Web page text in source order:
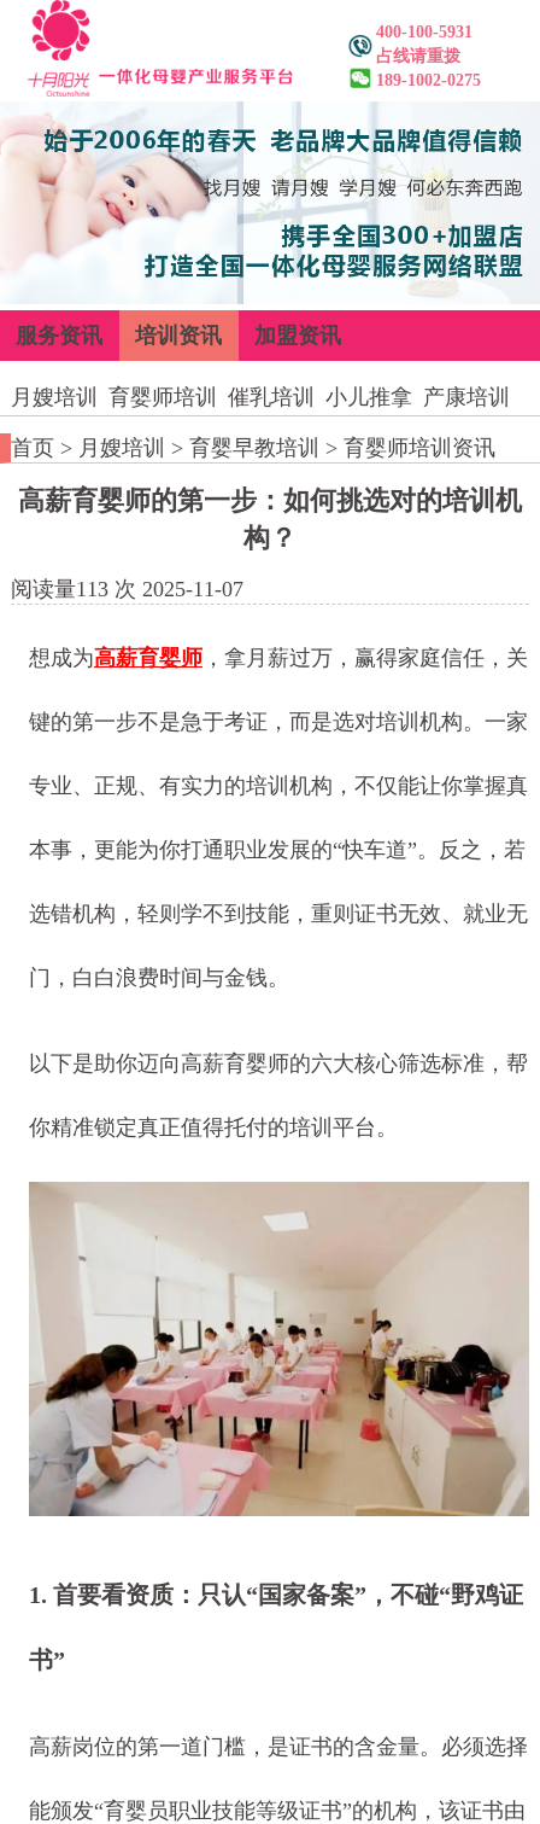
400-100-5931
占线请重拨
189-1002-0275
服务资讯 培训资讯 加盟资讯
月嫂培训 育婴师培训 催乳培训 小儿推拿 产康培训
首页> 月嫂培训 > 育婴早教培训 > 育婴师培训资讯
高薪育婴师的第一步：如何挑选对的培训机
构？
阅读量113 次 2025-11-07
想成为高薪育婴师，拿月薪过万，赢得家庭信任，关
键的第一步不是急于考证，而是选对培训机构。一家
专业、正规、有实力的培训机构，不仅能让你掌握真
本事，更能为你打通职业发展的“快车道”。反之，若
选错机构，轻则学不到技能，重则证书无效、就业无
门，白白浪费时间与金钱。
以下是助你迈向高薪育婴师的六大核心筛选标准，帮
你精准锁定真正值得托付的培训平台。
1. 首要看资质：只认“国家备案”，不碰“野鸡证
书”
高薪岗位的第一道门槛，是证书的含金量。必须选择
能颁发“育婴员职业技能等级证书”的机构，该证书由